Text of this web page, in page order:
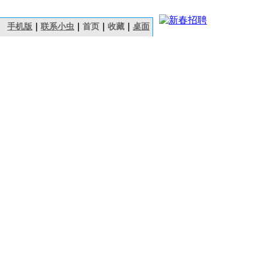
手机版 联系小虫 首页 收藏 桌面